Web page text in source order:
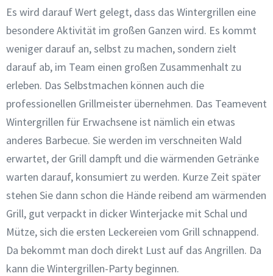
Es wird darauf Wert gelegt, dass das Wintergrillen eine
besondere Aktivität im großen Ganzen wird. Es kommt
weniger darauf an, selbst zu machen, sondern zielt
darauf ab, im Team einen großen Zusammenhalt zu
erleben. Das Selbstmachen können auch die
professionellen Grillmeister übernehmen. Das Teamevent
Wintergrillen für Erwachsene ist nämlich ein etwas
anderes Barbecue. Sie werden im verschneiten Wald
erwartet, der Grill dampft und die wärmenden Getränke
warten darauf, konsumiert zu werden. Kurze Zeit später
stehen Sie dann schon die Hände reibend am wärmenden
Grill, gut verpackt in dicker Winterjacke mit Schal und
Mütze, sich die ersten Leckereien vom Grill schnappend.
Da bekommt man doch direkt Lust auf das Angrillen. Da
kann die Wintergrillen-Party beginnen.